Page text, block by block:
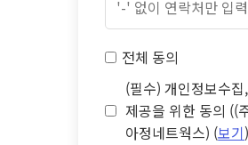
전체 동의
(필수) 개인정보수집
제공을 위한 동의 ((
아정네트웍스) (보기)